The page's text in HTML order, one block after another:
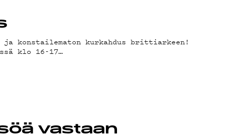
ja konstailematon kurkahdus brittiarkeen!
klo 16-17…
vastaan